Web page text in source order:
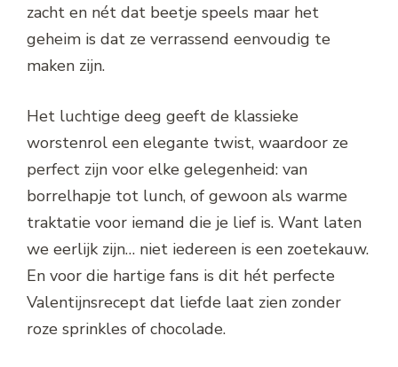
zacht en nét dat beetje speels maar het
geheim is dat ze verrassend eenvoudig te
maken zijn.
Het luchtige deeg geeft de klassieke
worstenrol een elegante twist, waardoor ze
perfect zijn voor elke gelegenheid: van
borrelhapje tot lunch, of gewoon als warme
traktatie voor iemand die je lief is. Want laten
we eerlijk zijn… niet iedereen is een zoetekauw.
En voor die hartige fans is dit hét perfecte
Valentijnsrecept dat liefde laat zien zonder
roze sprinkles of chocolade.